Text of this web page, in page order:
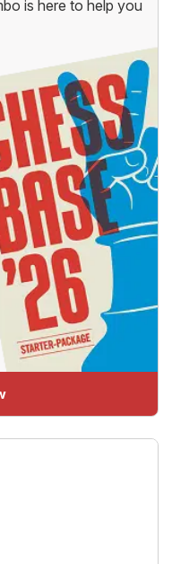
is here to help you